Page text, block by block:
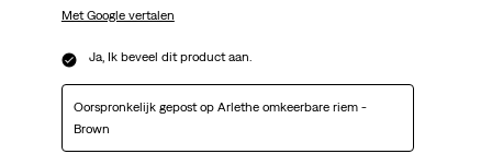
Met Google vertalen
Ja, Ik beveel dit product aan.
Oorspronkelijk gepost op Arlethe omkeerbare riem -
Brown